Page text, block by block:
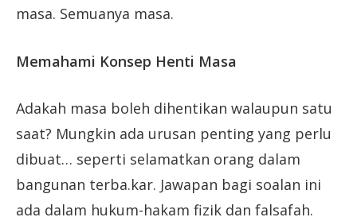
masa. Semuanya masa.
Memahami Konsep Henti Masa
Adakah masa boleh dihentikan walaupun satu
saat? Mungkin ada urusan penting yang perlu
dibuat… seperti selamatkan orang dalam
bangunan terba.kar. Jawapan bagi soalan ini
ada dalam hukum-hakam fizik dan falsafah.